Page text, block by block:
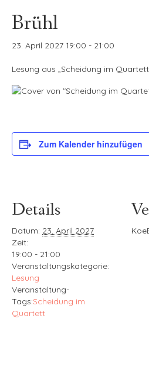
Brühl
23. April 2027 19:00 - 21:00
Lesung aus „Scheidung im
Zum Kalender hinzufügen
Details
Datum: 23. April 2027
Zeit:
19:00 - 21:00
Veranstaltungskategorie:
Lesung
Veranstaltung-
Tags:Scheidung im
Quartett